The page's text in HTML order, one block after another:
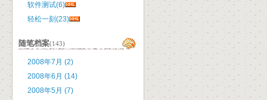
软件测试(6)
轻松一刻(23)
随笔档案(143)
2008年7月 (2)
2008年6月 (14)
2008年5月 (7)